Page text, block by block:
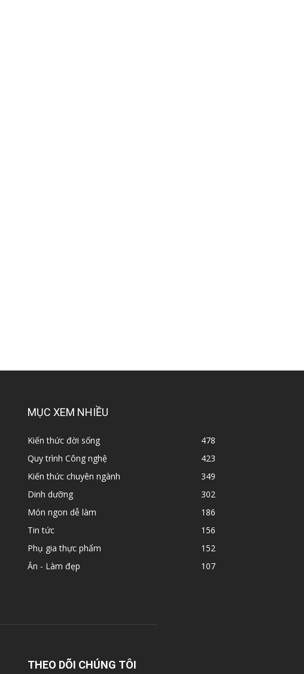
MỤC XEM NHIỀU
Kiến thức đời sống
478
Quy trình Công nghệ
423
Kiến thức chuyên ngành
349
Dinh dưỡng
302
Món ngon dễ làm
186
Tin tức
156
Phụ gia thực phẩm
152
Ăn - Làm đẹp
107
THEO DÕI CHÚNG TÔI